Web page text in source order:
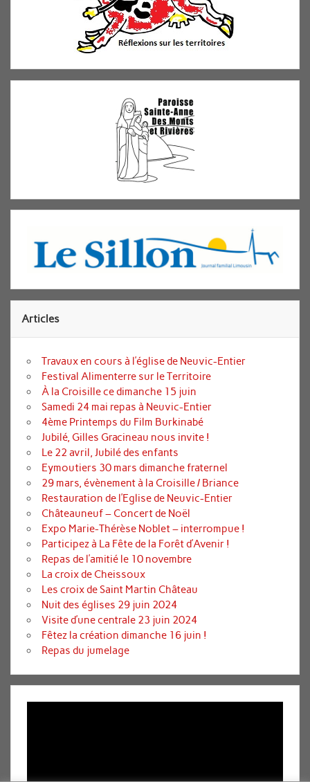
Articles
Travaux en cours à l’église de Neuvic-Entier
Festival Alimenterre sur le Territoire
À la Croisille ce dimanche 15 juin
Samedi 24 mai repas à Neuvic-Entier
4ème Printemps du Film Burkinabé
Jubilé, Gilles Gracineau nous invite !
Le 22 avril, Jubilé des enfants
Eymoutiers 30 mars dimanche fraternel
29 mars, évènement à la Croisille / Briance
Restauration de l’Eglise de Neuvic-Entier
Châteauneuf – Concert de Noël
Expo Marie-Thérèse Noblet – interrompue !
Participez à La Fête de la Forêt d’Avenir !
Repas de l’amitié le 10 novembre
La croix de Cheissoux
Les croix de Saint Martin Château
Nuit des églises 29 juin 2024
Visite d’une centrale 23 juin 2024
Fêtez la création dimanche 16 juin !
Repas du jumelage
Lecteur